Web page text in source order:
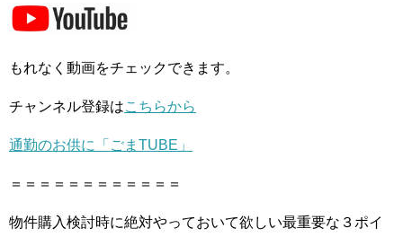
もれなく動画をチェックできます。
チャンネル登録はこちらから
通勤のお供に「ごまTUBE」
＝＝＝＝＝＝＝＝＝＝＝＝
物件購入検討時に絶対やっておいて欲しい最重要な３ポイ